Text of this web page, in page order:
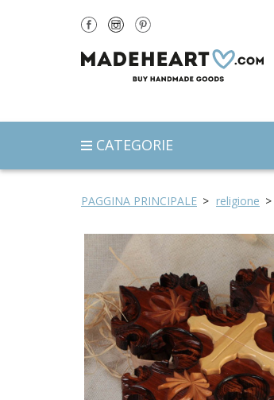
PAGGINA PRINCIPALE religione
CATEGORIE